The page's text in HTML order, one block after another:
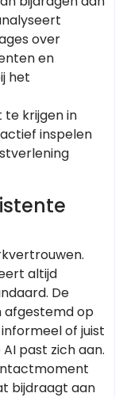
over
en
het
krijgen in
inspelen
altijd
De
afgestemd op
of juist
past zich aan.
bijdraagt aan